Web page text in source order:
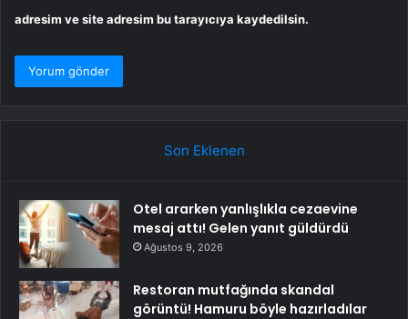
adresim ve site adresim bu tarayıcıya kaydedilsin.
Son Eklenen
Otel ararken yanlışlıkla cezaevine
mesaj attı! Gelen yanıt güldürdü
Ağustos 9, 2026
Restoran mutfağında skandal
görüntü! Hamuru böyle hazırladılar